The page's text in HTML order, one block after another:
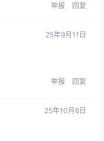
举报 回复
25年9月11日
举报 回复
25年10月6日